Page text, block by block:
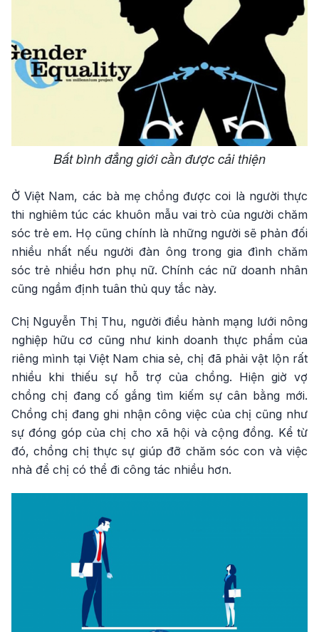
Bất bình đẳng giới cần được cải thiện
Ở Việt Nam, các bà mẹ chồng được coi là người thực
thi nghiêm túc các khuôn mẫu vai trò của người chăm
sóc trẻ em. Họ cũng chính là những người sẽ phản đối
nhiều nhất nếu người đàn ông trong gia đình chăm
sóc trẻ nhiều hơn phụ nữ. Chính các nữ doanh nhân
cũng ngầm định tuân thủ quy tắc này.
Chị Nguyễn Thị Thu, người điều hành mạng lưới nông
nghiệp hữu cơ cũng như kinh doanh thực phẩm của
riêng mình tại Việt Nam chia sẻ, chị đã phải vật lộn rất
nhiều khi thiếu sự hỗ trợ của chồng. Hiện giờ vợ
chồng chị đang cố gắng tìm kiếm sự cân bằng mới.
Chồng chị đang ghi nhận công việc của chị cũng như
sự đóng góp của chị cho xã hội và cộng đồng. Kể từ
đó, chồng chị thực sự giúp đỡ chăm sóc con và việc
nhà để chị có thể đi công tác nhiều hơn.